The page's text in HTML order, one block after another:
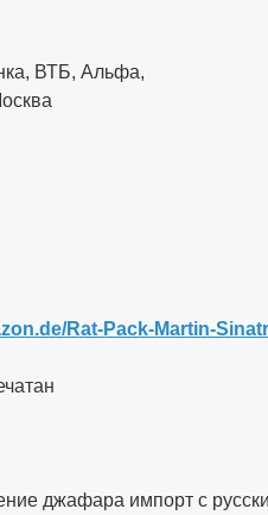
ВТБ, Альфа,
Rat-Pack-Martin-
джафара импорт с